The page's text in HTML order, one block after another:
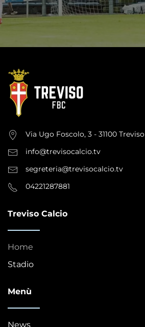
Via Ugo Foscolo, 3 - 31100 Treviso
info@trevisocalcio.tv
segreteria@trevisocalcio.tv
04221287881
Treviso Calcio
Home
Stadio
Menù
News